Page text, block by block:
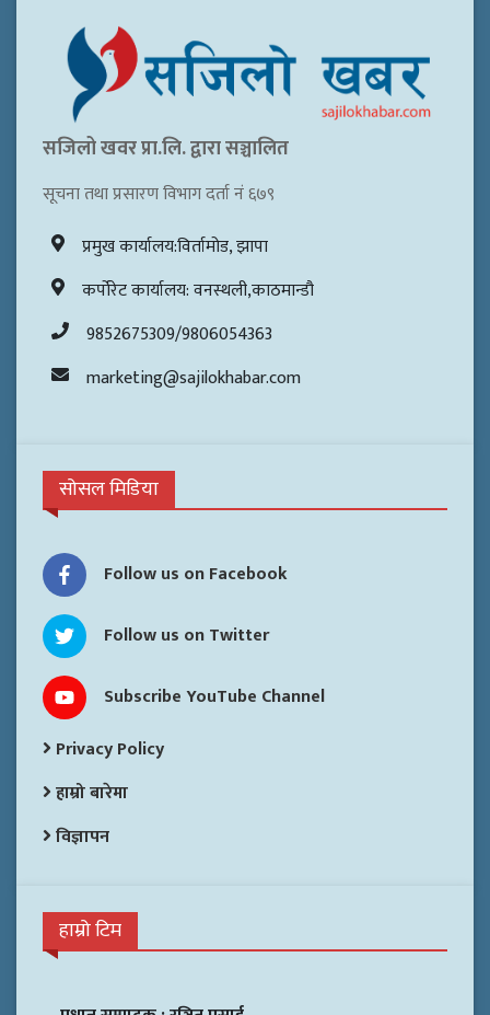
सजिलो खवर प्रा.लि. द्वारा सञ्चालित
सूचना तथा प्रसारण विभाग दर्ता नं ६७९
प्रमुख कार्यालय:विर्तामोड, झापा
कर्पोरेट कार्यालय: वनस्थली,काठमान्डौ
9852675309/9806054363
marketing@sajilokhabar.com
सोसल मिडिया
Follow us on Facebook
Follow us on Twitter
Subscribe YouTube Channel
Privacy Policy
हाम्रो बारेमा
विज्ञापन
हाम्रो टिम